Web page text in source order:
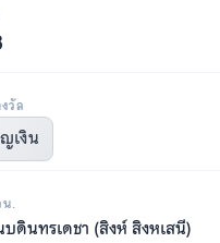
วัล
เงิน
.
บดินทรเดชา (สิงห์ สิงหเสนี)